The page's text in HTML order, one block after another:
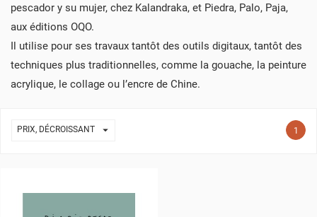
pescador y su mujer, chez Kalandraka, et Piedra, Palo, Paja,
aux éditions OQO.
Il utilise pour ses travaux tantôt des outils digitaux, tantôt des
techniques plus traditionnelles, comme la gouache, la peinture
acrylique, le collage ou l’encre de Chine.
PRIX, DÉCROISSANT  1